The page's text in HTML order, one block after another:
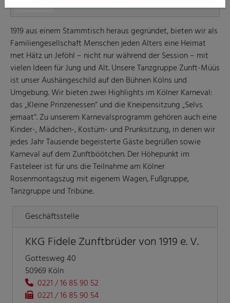
1919 aus einem Stammtisch heraus gegründet, bieten wir als
Familiengesellschaft Menschen jeden Alters eine Heimat
met Hätz un Jeföhl – nicht nur während der Session – mit
vielen Ideen für Jung und Alt. Unsere Tanzgruppe Zunft-Müüs
ist unser Aushängeschild auf den Bühnen Kölns und
Umgebung. Wir bieten zwei Highlights im Kölner Karneval:
das „Kleine Prinzenessen“ und die Kneipensitzung „Selvs
jemaat“. Zu unserem Karnevalsprogramm gehören auch eine
Kinder-, Mädchen-, Kostüm- und Prunksitzung, in denen wir
jedes Jahr Tausende begeisterte Gäste begrüßen sowie
Karneval auf dem Zunftböötchen. Der Höhepunkt im
Fasteleer ist für uns die Teilnahme am Kölner
Rosenmontagszug mit eigenem Wagen, Fußgruppe,
Tanzgruppe und Tribüne.
Geschäftsstelle
KKG Fidele Zunftbrüder von 1919 e. V.
Gottesweg 40
50969 Köln
0221 / 16 85 90 52
0221 / 16 85 90 54